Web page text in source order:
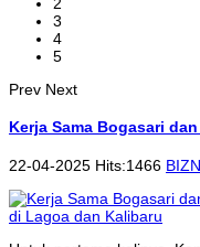
3
4
5
Prev Next
Kerja Sama Bogasari
22-04-2025 Hits:1466